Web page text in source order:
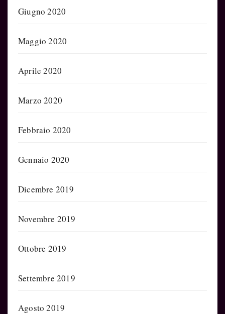
Giugno 2020
Maggio 2020
Aprile 2020
Marzo 2020
Febbraio 2020
Gennaio 2020
Dicembre 2019
Novembre 2019
Ottobre 2019
Settembre 2019
Agosto 2019